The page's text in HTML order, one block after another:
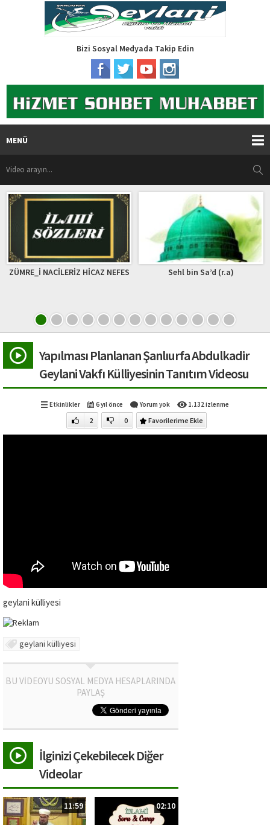
Bizi Sosyal Medyada Takip Edin
MENÜ
NACİLERİZ HİCAZ NEFES Sehl bin Sa’d (r.a)
Yapılması Planlanan Şanlıurfa Abdulkadir
Geylani Vakfı Külliyesinin Tanıtım Videosu
Etkinlikler 6 yıl önce Yorum yok 1.132 izlenme
2 0 Favorilerime Ekle
geylani külliyesi
geylani külliyesi
BU VİDEOYU SOSYAL MEDYA HESAPLARINDA
PAYLAŞ
İlginizi Çekebilecek Diğer
Videolar
11:59 02:10